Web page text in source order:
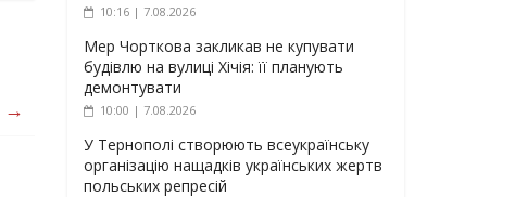
→
10:16 | 7.08.2026
Мер Чорткова закликав не купувати
будівлю на вулиці Хічія: її планують
демонтувати
10:00 | 7.08.2026
У Тернополі створюють всеукраїнську
організацію нащадків українських жертв
польських репресій